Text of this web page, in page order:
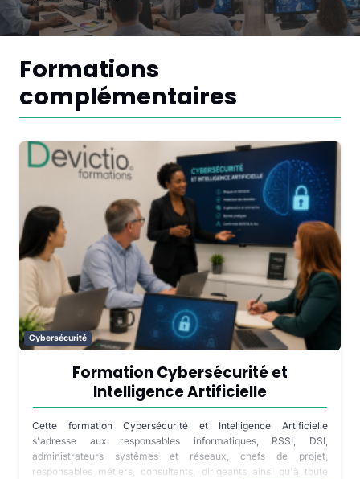
Formations
complémentaires
Cybersécurité
Formation Cybersécurité et
Intelligence Artificielle
Cette formation Cybersécurité et Intelligence Artificielle
s'adresse aux responsables informatiques, RSSI, DSI,
administrateurs systèmes et réseaux, chefs de projet,
responsables métiers, consultants, dirigeants ainsi qu'à toute